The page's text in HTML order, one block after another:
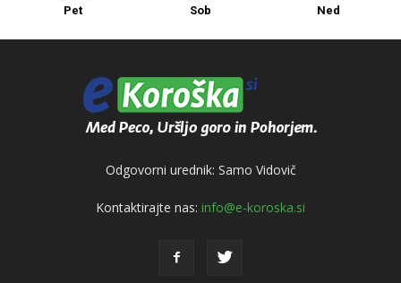
Pet
Sob
Ned
Odgovorni urednik: Samo Vidovič
Kontaktirajte nas: info@e-koroska.si